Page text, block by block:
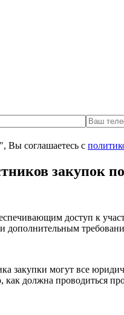
Вы соглашаетесь с
закупок
доступ к
дополнительным
закупки могут все
должна проводиться